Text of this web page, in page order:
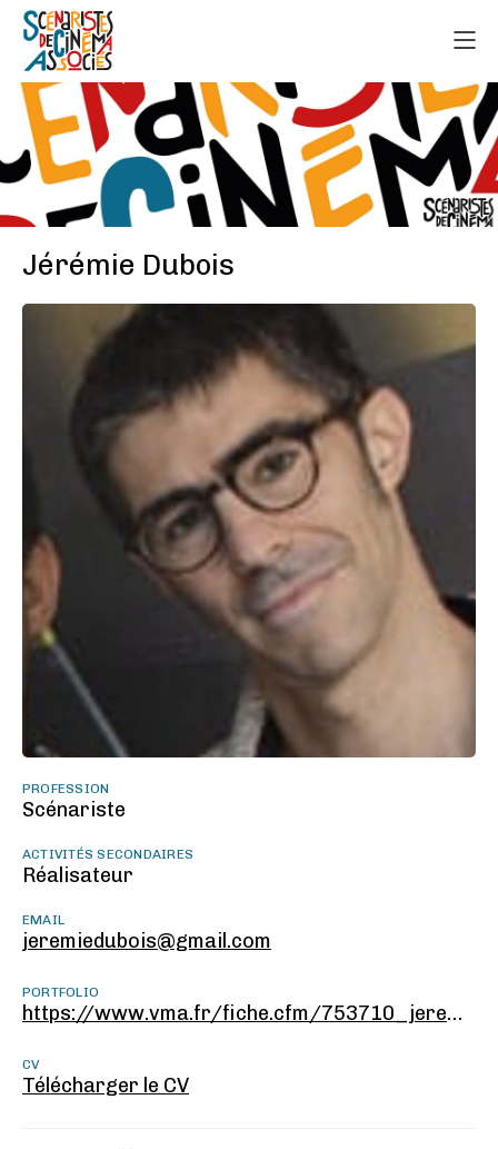
Jérémie Dubois
PROFESSION
Scénariste
ACTIVITÉS SECONDAIRES
Réalisateur
EMAIL
jeremiedubois@gmail.com
PORTFOLIO
https://www.vma.fr/fiche.cfm/753710_jeremie-dubois
CV
Télécharger le CV